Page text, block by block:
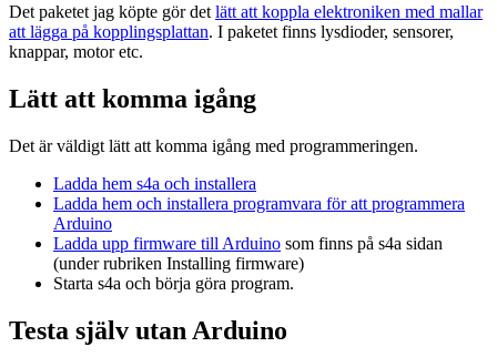
Det paketet jag köpte gör det lätt att koppla elektroniken med mallar
att lägga på kopplingsplattan. I paketet finns lysdioder, sensorer,
knappar, motor etc.
Lätt att komma igång
Det är väldigt lätt att komma igång med programmeringen.
Ladda hem s4a och installera
Ladda hem och installera programvara för att programmera
Arduino
Ladda upp firmware till Arduino som finns på s4a sidan
(under rubriken Installing firmware)
Starta s4a och börja göra program.
Testa själv utan Arduino